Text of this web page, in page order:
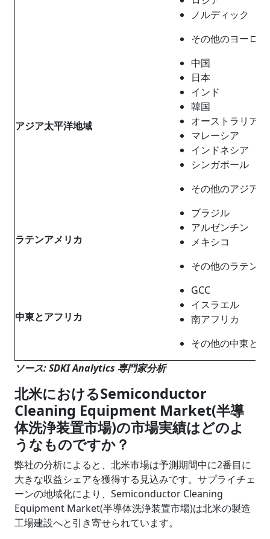
ノルディック
その他のヨーロ
アジア太平洋地域
中国
日本
インド
韓国
オーストラリア
マレーシア
インドネシア
シンガポール
その他のアジア
ラテンアメリカ
ブラジル
アルゼンチン
メキシコ
その他のラテン
中東とアフリカ
GCC
イスラエル
南アフリカ
その他の中東と
ソース: SDKI Analytics 専門家分析
北米におけるSemiconductor
Cleaning Equipment Market(半導
体洗浄装置市場)の市場実績はどのよ
うなものですか？
弊社の分析によると、北米市場は予測期間中に2番目に
大きな収益シェアを獲得する見込みです。サプライチェ
ーンの地域化により、Semiconductor Cleaning
Equipment Market(半導体洗浄装置市場)は北米の製造
工場建設へと引き寄せられています。